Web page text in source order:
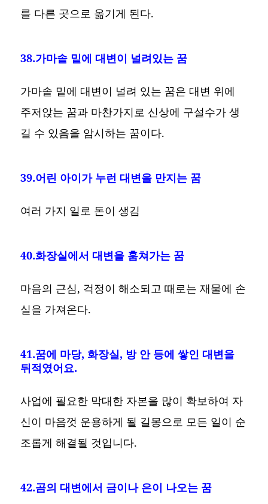
를 다른 곳으로 옮기게 된다.
38.가마솥 밑에 대변이 널려있는 꿈
가마솥 밑에 대변이 널려 있는 꿈은 대변 위에
주저앉는 꿈과 마찬가지로 신상에 구설수가 생
길 수 있음을 암시하는 꿈이다.
39.어린 아이가 누런 대변을 만지는 꿈
여러 가지 일로 돈이 생김
40.화장실에서 대변을 훔쳐가는 꿈
마음의 근심, 걱정이 해소되고 때로는 재물에 손
실을 가져온다.
41.꿈에 마당, 화장실, 방 안 등에 쌓인 대변을
뒤적였어요.
사업에 필요한 막대한 자본을 많이 확보하여 자
신이 마음껏 운용하게 될 길몽으로 모든 일이 순
조롭게 해결될 것입니다.
42.곰의 대변에서 금이나 은이 나오는 꿈